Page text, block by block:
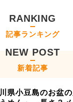
RANKING
記事ランキング
NEW POST
新着記事
県小豆島のお盆